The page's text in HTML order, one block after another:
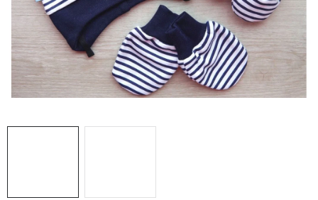
Kontakty Proč AMÁLKA?
Doprava a platba
Tabulka velikostí
Postup pro vrácení a výměnu
Velkoobchod
Obchodní podmínky
Podmínky ochrany osobních údajů
Blog